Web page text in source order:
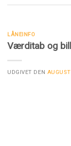
LÅNEINFO
Værditab og
UDGIVET DEN